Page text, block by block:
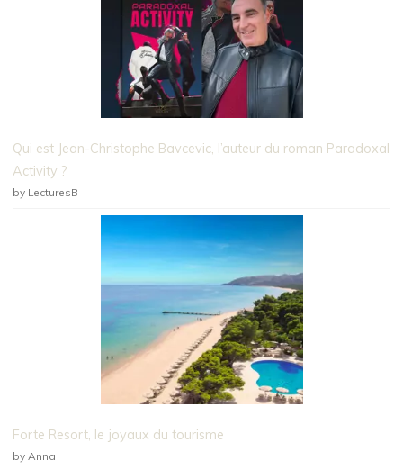
Qui est Jean-Christophe Bavcevic, l’auteur du roman Paradoxal
Activity ?
by LecturesB
Forte Resort, le joyaux du tourisme
by Anna